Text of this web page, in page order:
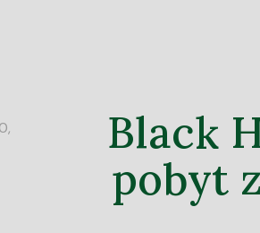
Black
pobyt